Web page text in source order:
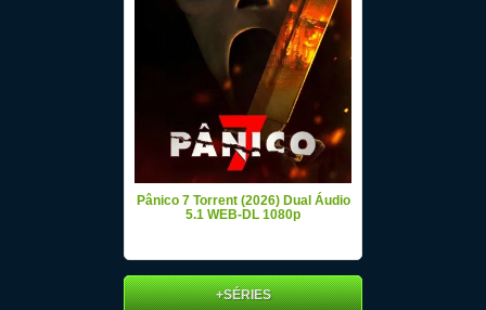
Pânico 7 Torrent (2026) Dual Áudio
5.1 WEB-DL 1080p
+SÉRIES